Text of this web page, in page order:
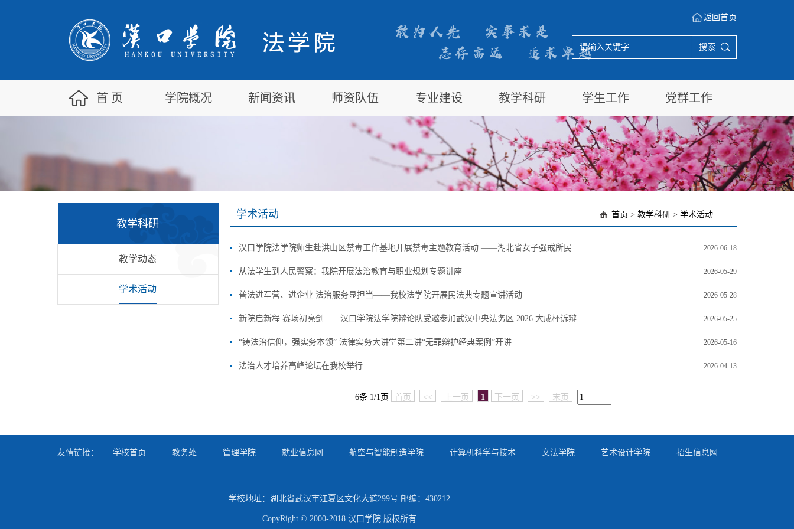
返回首页
搜索
首 页 学院概况 新闻资讯 师资队伍 专业建设 教学科研 学生工作 党群工作
教学科研
教学动态
学术活动
学术活动 首页 > 教学科研 > 学术活动
汉口学院法学院师生赴洪山区禁毒工作基地开展禁毒主题教育活动 ——湖北省女子强戒所民警金晶作专题宣讲 2026-06-18
从法学生到人民警察：我院开展法治教育与职业规划专题讲座 2026-05-29
普法进军营、进企业 法治服务显担当——我校法学院开展民法典专题宣讲活动 2026-05-28
新院启新程 赛场初亮剑——汉口学院法学院辩论队受邀参加武汉中央法务区 2026 大成杯诉辩大赛 2026-05-25
“铸法治信仰，强实务本领” 法律实务大讲堂第二讲“无罪辩护经典案例”开讲 2026-05-16
法治人才培养高峰论坛在我校举行 2026-04-13
6条 1/1页 首页 << 上一页 1 下一页 >> 末页
友情链接： 学校首页 教务处 管理学院 就业信息网 航空与智能制造学院 计算机科学与技术 文法学院 艺术设计学院 招生信息网
学校地址：湖北省武汉市江夏区文化大道299号 邮编：430212
CopyRight © 2000-2018 汉口学院 版权所有